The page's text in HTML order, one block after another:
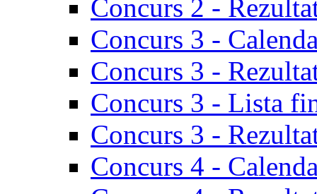
Concurs 2 -
Concurs 3 -
Concurs 3 -
Concurs 3 - Lista
Concurs 3 -
Concurs 4 -